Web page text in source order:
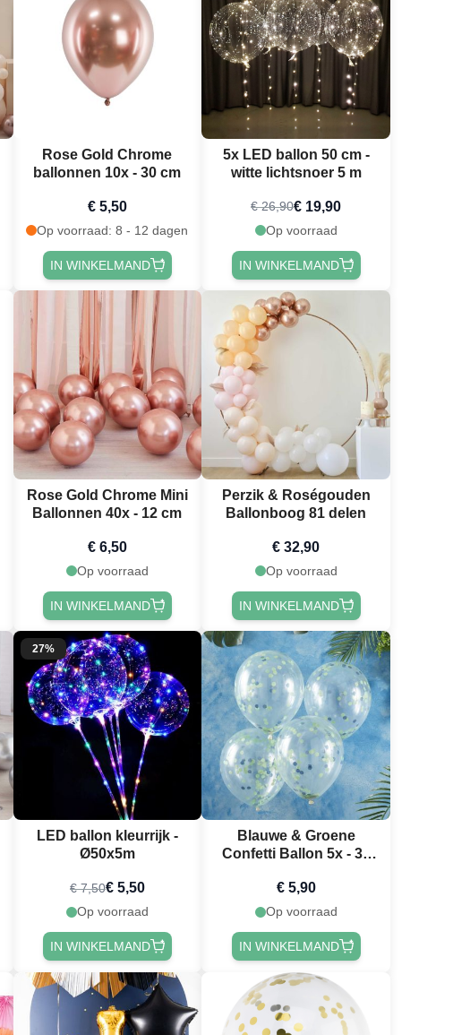
Rose Gold Chrome
ballonnen 10x - 30 cm
€ 5,50
Op voorraad: 8 - 12 dagen
IN WINKELMAND
5x LED ballon 50 cm -
witte lichtsnoer 5 m
€ 26,90€ 19,90
Op voorraad
IN WINKELMAND
Rose Gold Chrome Mini
Ballonnen 40x - 12 cm
€ 6,50
Op voorraad
IN WINKELMAND
Perzik & Roségouden
Ballonboog 81 delen
€ 32,90
Op voorraad
IN WINKELMAND
27%
LED ballon kleurrijk -
Ø50x5m
€ 7,50€ 5,50
Op voorraad
IN WINKELMAND
Blauwe & Groene
Confetti Ballon 5x - 30
€ 5,90
Op voorraad
IN WINKELMAND